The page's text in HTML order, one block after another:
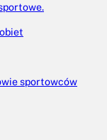
sportowców